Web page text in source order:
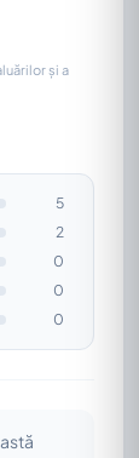
și a
5
2
0
0
0